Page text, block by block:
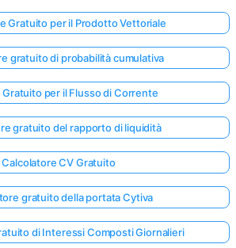
Gratuito per il Prodotto Vettoriale
gratuito di probabilità cumulativa
per il Flusso di Corrente
gratuito del rapporto di liquidità
Calcolatore CV Gratuito
gratuito della portata Cytiva
di Interessi Composti Giornalieri